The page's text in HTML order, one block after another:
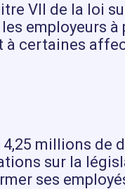
VII de la loi
employeurs à
à certaines
4,25 millions de
sur la
ses